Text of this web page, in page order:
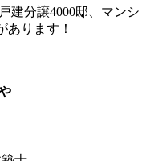
建分譲4000邸、マンシ
あります！